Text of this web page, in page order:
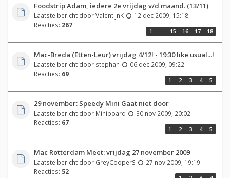
Foodstrip Adam, iedere 2e vrijdag v/d maand. (13/11)
Laatste bericht doorValentijnK
12 dec 2009, 15:18
Reacties: 267
1 15 16 17 18
Mac-Breda (Etten-Leur) vrijdag 4/12! - 19:30 like usual...!
Laatste bericht door stephan
06 dec 2009, 09:22
Reacties: 69
1 2 3 4 5
29 november: Speedy Mini Gaat niet door
Laatste bericht door Miniboard
30 nov 2009, 20:02
Reacties: 67
1 2 3 4 5
Mac Rotterdam Meet: vrijdag 27 november 2009
Laatste bericht door GreyCooperS
27 nov 2009, 19:19
Reacties: 52